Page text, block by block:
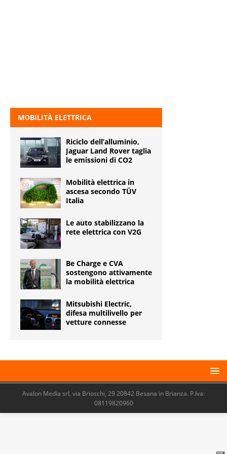
MOBILITÀ ELETTRICA
Riciclo dell’alluminio,
Jaguar Land Rover taglia
le emissioni di CO2
Mobilità elettrica in
ascesa secondo TÜV
Italia
Le auto stabilizzano la
rete elettrica con V2G
Be Charge e CVA
sostengono attivamente
la mobilità elettrica
Mitsubishi Electric,
difesa multilivello per
vetture connesse
Avalon Media srl, via Brioschi, 29 20842 Besana in Brianza. P.Iva:
08119820960